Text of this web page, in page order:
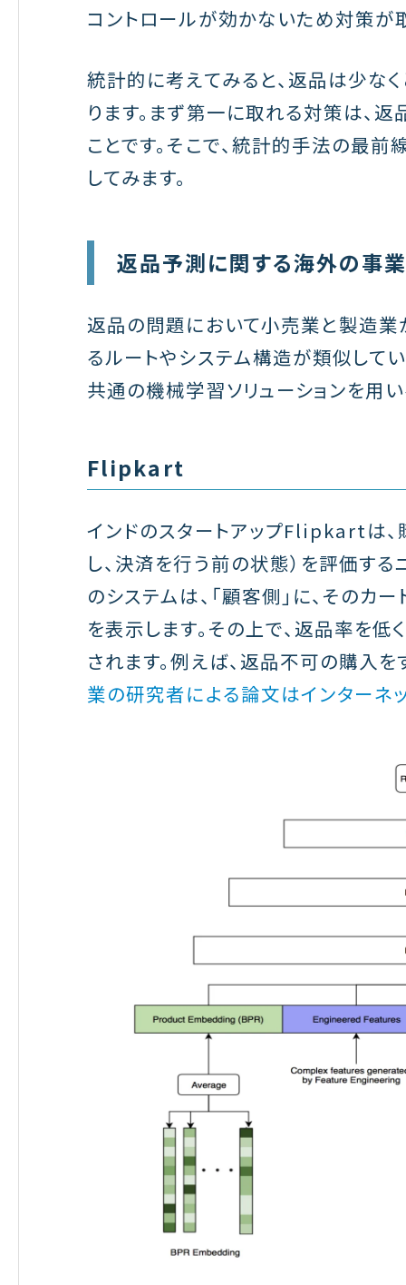
コントロールが効かないため対策が
統計的に考えてみると、返品は少な
ります。まず第一に取れる対策は、
ことです。そこで、統計的手法の最
してみます。
返品予測に関する海外の事
返品の問題において小売業と製造
るルートやシステム構造が類似して
共通の機械学習ソリューションを用い
Flipkart
インドのスタートアップFlipkartは、
し、決済を行う前の状態）を評価す
のシステムは、「顧客側」に、その
を表示します。その上で、返品率を
されます。例えば、返品不可の購入
業の研究者による論文はインターネ